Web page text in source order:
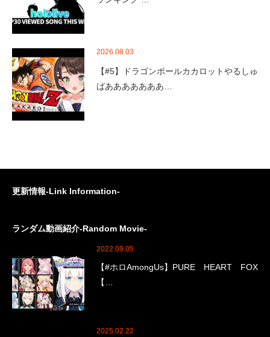
2026.08.03
【#5】ドラゴンボールカカロットやるしゅ
ばあああああああ…
更新情報-Link Information-
ランダム動画紹介-Random Movie-
2022.09.05
【#ホロAmongUs】PURE HEART FOX
【…
2025.02.22